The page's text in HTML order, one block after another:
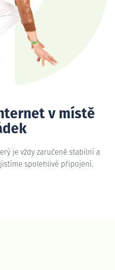
v místě
je vždy zaručeně stabilní a
spolehlivé připojení.